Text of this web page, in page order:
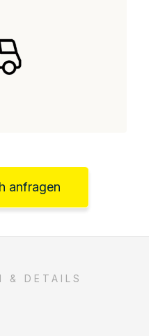
anfragen
& DETAILS